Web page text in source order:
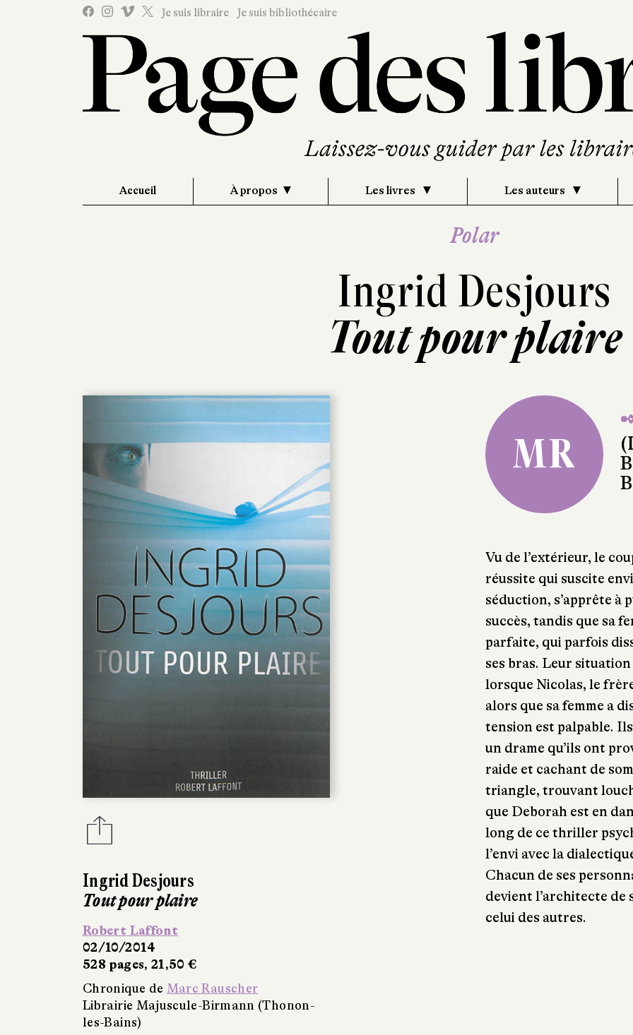
Je suis libraire Je suis bibliothécaire
Accueil À propos Les livres Les auteurs
Polar
Ingrid Desjours
Tout pour plaire
Ingrid Desjours
Tout pour plaire
Robert Laffont
02/10/2014
528 pages, 21,50 €
Chronique de Marc Rauscher
Librairie Majuscule-Birmann (Thonon-
les-Bains)
MR
Vu de l’extérieur, le
réussite qui suscite
séduction, s’apprête à
succès, tandis que sa
parfaite, qui parfois
ses bras. Leur
lorsque Nicolas, le
alors que sa femme a
tension est palpable.
un drame qu’ils ont
raide et cachant de
triangle, trouvant
que Deborah est en
long de ce thriller
l’envi avec la
Chacun de ses
devient l’architecte
celui des autres.